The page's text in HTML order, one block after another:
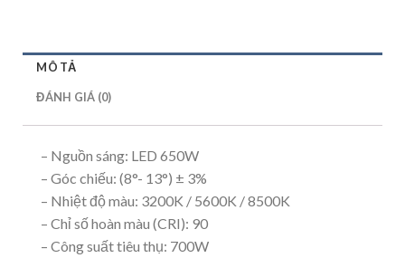
MÔ TẢ
ĐÁNH GIÁ (0)
– Nguồn sáng: LED 650W
– Góc chiếu: (8°- 13°) ± 3%
– Nhiệt độ màu: 3200K / 5600K / 8500K
– Chỉ số hoàn màu (CRI): 90
– Công suất tiêu thụ: 700W